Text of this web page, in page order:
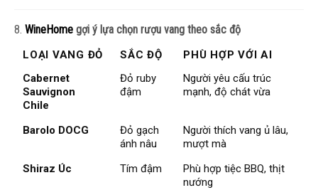
8. WineHome gợi ý lựa chọn rượu vang theo sắc độ
LOẠI VANG ĐỎ SẮC ĐỘ
PHÙ HỢP VỚI AI
Cabernet
Sauvignon
Chile
Đỏ ruby
đậm
Người yêu cấu trúc
mạnh, độ chát vừa
Barolo DOCG
Đỏ gạch
ánh nâu
Người thích vang ủ lâu,
mượt mà
Shiraz Úc
Tím đậm
Phù hợp tiệc BBQ, thịt
nướng